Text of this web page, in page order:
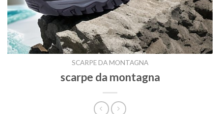
SCARPE DA MONTAGNA
scarpe da montagna